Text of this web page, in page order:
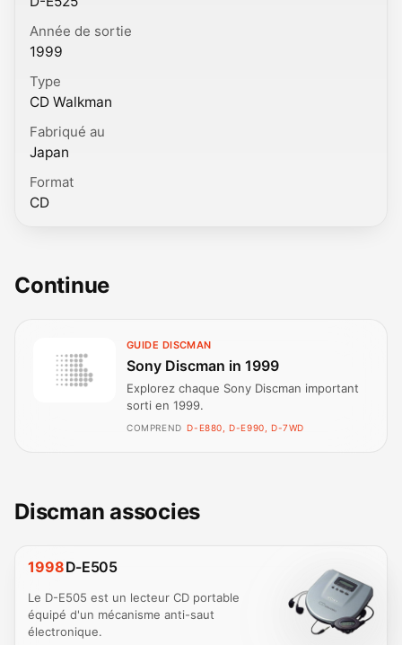
Année de sortie
1999
Type
CD Walkman
Fabriqué au
Japan
Format
CD
Continue
GUIDE DISCMAN
Sony Discman in 1999
Explorez chaque Sony Discman important
sorti en 1999.
COMPREND D-E880, D-E990, D-7WD
Discman associes
1998D-E505
Le D-E505 est un lecteur CD portable
équipé d'un mécanisme anti-saut
électronique.